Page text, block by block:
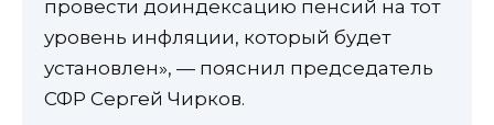
провести доиндексацию пенсий на тот
уровень инфляции, который будет
установлен», — пояснил председатель
СФР Сергей Чирков.